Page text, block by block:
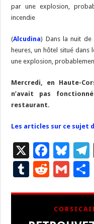
par une explosion,
incendie
(Alcudina) Dans la nuit de
heures, un hôtel situé
une explosion,
Mercredi, en Haute-
n’avait pas
restaurant.
Les articles sur ce sujet
X
F
ac
e
b
o
Bl
u
es
ky
T
bl
R
d
di
G
ai
l